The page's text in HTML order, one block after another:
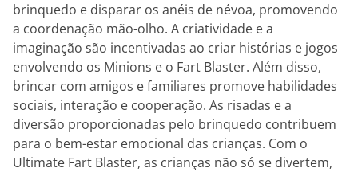
brinquedo e disparar os anéis de névoa, promovendo
a coordenação mão-olho. A criatividade e a
imaginação são incentivadas ao criar histórias e jogos
envolvendo os Minions e o Fart Blaster. Além disso,
brincar com amigos e familiares promove habilidades
sociais, interação e cooperação. As risadas e a
diversão proporcionadas pelo brinquedo contribuem
para o bem-estar emocional das crianças. Com o
Ultimate Fart Blaster, as crianças não só se divertem,